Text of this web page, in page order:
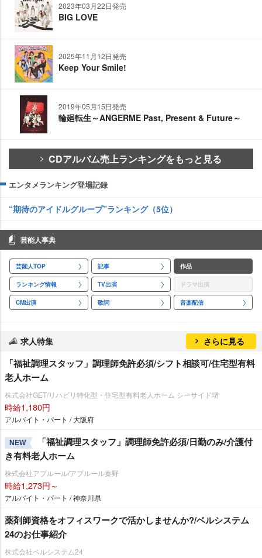
2023年03月22日発売
BIG LOVE
2025年11月12日発売
Keep Your Smile!
2019年05月15日発売
輪廻転生～ANGERME Past, Present & Future～
CDアルバム売上ランキングをもっと見る
エンタメランキング登場記録
“期待のアイドルグループ”ランキング（5位）
芸能人事典
芸能人TOP 記事 作品
ランキング情報 TV出演 ドラマ出演
CM出演 歌詞 音楽配信
求人特集 さらに見る
「福祉調理スタッフ」調理師免許必須/シフト相談可/住宅型有料
老人ホーム
株式会社GET/リハビリ特化型・住宅型有料老人ホーム シーサイド堺
時給1,180円
アルバイト・パート / 大阪府
NEW
「福祉調理スタッフ」調理師免許必須/日勤のみ/介護付
き有料老人ホーム
株式会社アプルール/アプルール秦野
時給1,273円～
アルバイト・パート / 神奈川県
薬剤師資格をオフィスワークで活かしませんか?/ベルシステム
24のお仕事紹介
株式会社ベルシステム24